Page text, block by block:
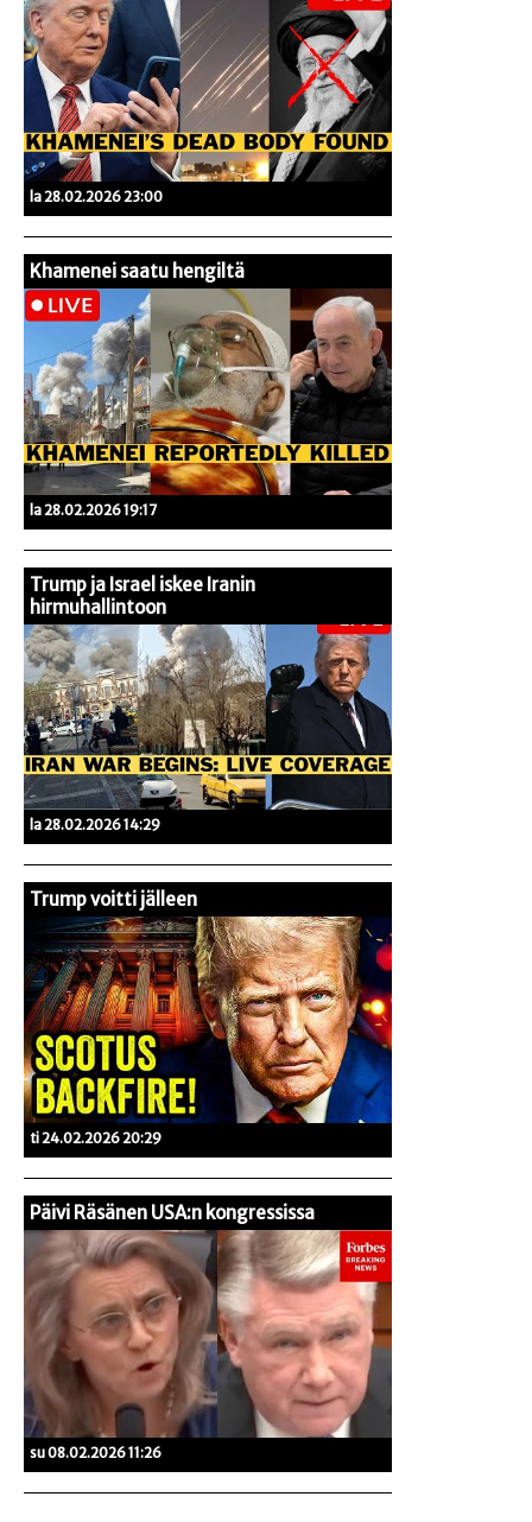
la 28.02.2026 23:00
Khamenei saatu hengiltä
la 28.02.2026 19:17
Trump ja Israel iskee Iranin
hirmuhallintoon
la 28.02.2026 14:29
Trump voitti jälleen
ti 24.02.2026 20:29
Päivi Räsänen USA:n kongressissa
su 08.02.2026 11:26